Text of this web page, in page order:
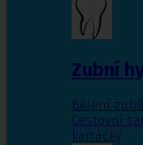
Zubní
Bělení zubů
Cestovní
kartáčky